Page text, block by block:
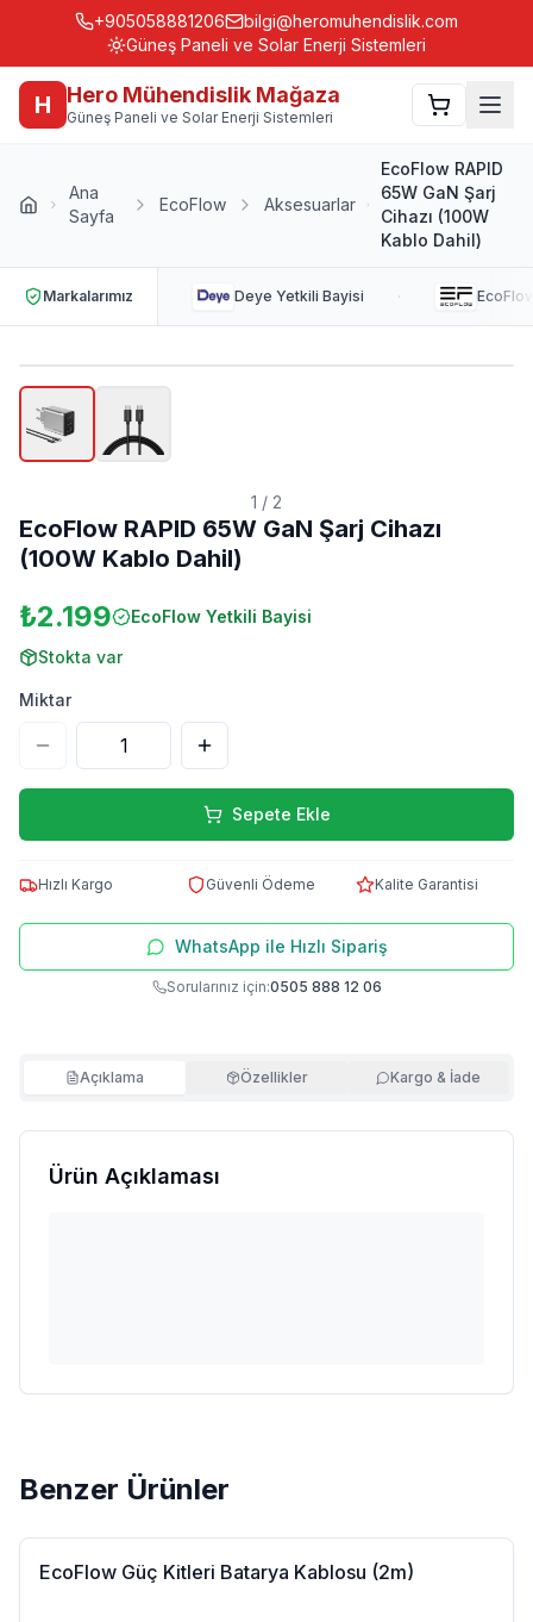
+905058881206
bilgi@heromuhendislik.com
Güneş Paneli ve Solar Enerji Sistemleri
H Hero Mühendislik Mağaza
Güneş Paneli ve Solar Enerji Sistemleri
Ana
Sayfa
EcoFlow Aksesuarlar
EcoFlow RAPID
65W GaN Şarj
Cihazı (100W
Kablo Dahil)
Markalarımız Deye Yetkili Bayisi ·
1 / 2
EcoFlow RAPID 65W GaN Şarj Cihazı
(100W Kablo Dahil)
₺2.199 EcoFlow Yetkili Bayisi
Stokta var
Miktar
Sepete Ekle
Hızlı Kargo Güvenli Ödeme Kalite Garantisi
WhatsApp ile Hızlı Sipariş
Sorularınız için:0505 888 12 06
Açıklama Özellikler Kargo & İade
Ürün Açıklaması
Benzer Ürünler
EcoFlow Güç Kitleri Batarya Kablosu (2m)